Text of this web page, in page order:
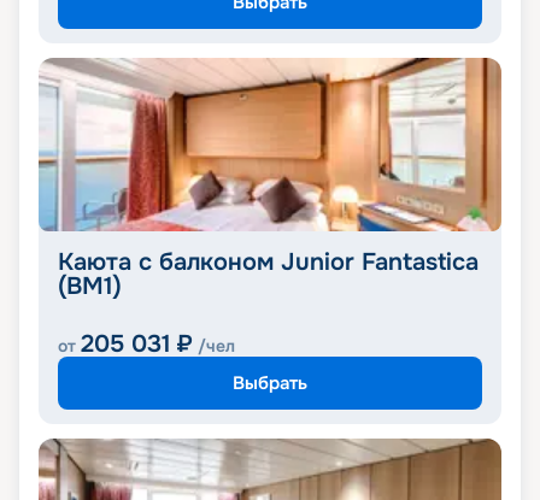
Каюта с балконом Junior Fantastica
(BM1)
от 205 031 ₽ /чел
Выбрать